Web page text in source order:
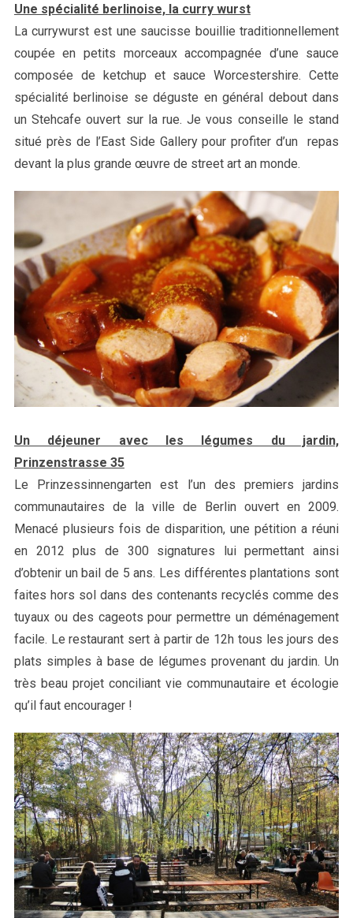
Une spécialité berlinoise, la curry wurst
La currywurst est une saucisse bouillie traditionnellement
coupée en petits morceaux accompagnée d’une sauce
composée de ketchup et sauce Worcestershire. Cette
spécialité berlinoise se déguste en général debout dans
un Stehcafe ouvert sur la rue. Je vous conseille le stand
situé près de l’East Side Gallery pour profiter d’un repas
devant la plus grande œuvre de street art an monde.
Un déjeuner avec les légumes du jardin,
Prinzenstrasse 35
Le Prinzessinnengarten est l’un des premiers jardins
communautaires de la ville de Berlin ouvert en 2009.
Menacé plusieurs fois de disparition, une pétition a réuni
en 2012 plus de 300 signatures lui permettant ainsi
d’obtenir un bail de 5 ans. Les différentes plantations sont
faites hors sol dans des contenants recyclés comme des
tuyaux ou des cageots pour permettre un déménagement
facile. Le restaurant sert à partir de 12h tous les jours des
plats simples à base de légumes provenant du jardin. Un
très beau projet conciliant vie communautaire et écologie
qu’il faut encourager !